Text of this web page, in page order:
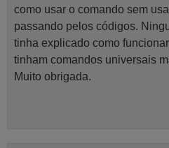
como usar o comando sem
passando pelos códigos.
tinha explicado como
tinham comandos universais
Muito obrigada.